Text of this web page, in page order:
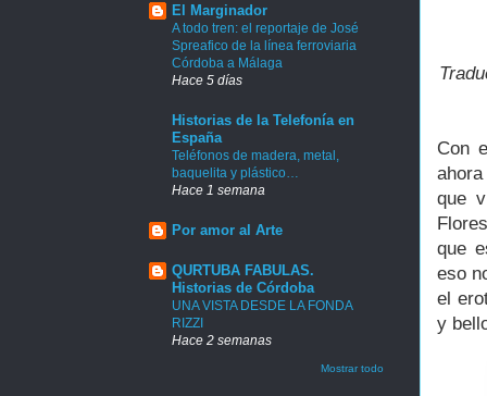
Con
que
que
eso
el
y
El Marginador
A todo tren: el reportaje de José
Spreafico de la línea ferroviaria
Córdoba a Málaga
Hace 5 días
Historias de la Telefonía en
España
Teléfonos de madera, metal,
baquelita y plástico…
Hace 1 semana
Por amor al Arte
QURTUBA FABULAS.
Historias de Córdoba
UNA VISTA DESDE LA FONDA
RIZZI
Hace 2 semanas
Mostrar todo